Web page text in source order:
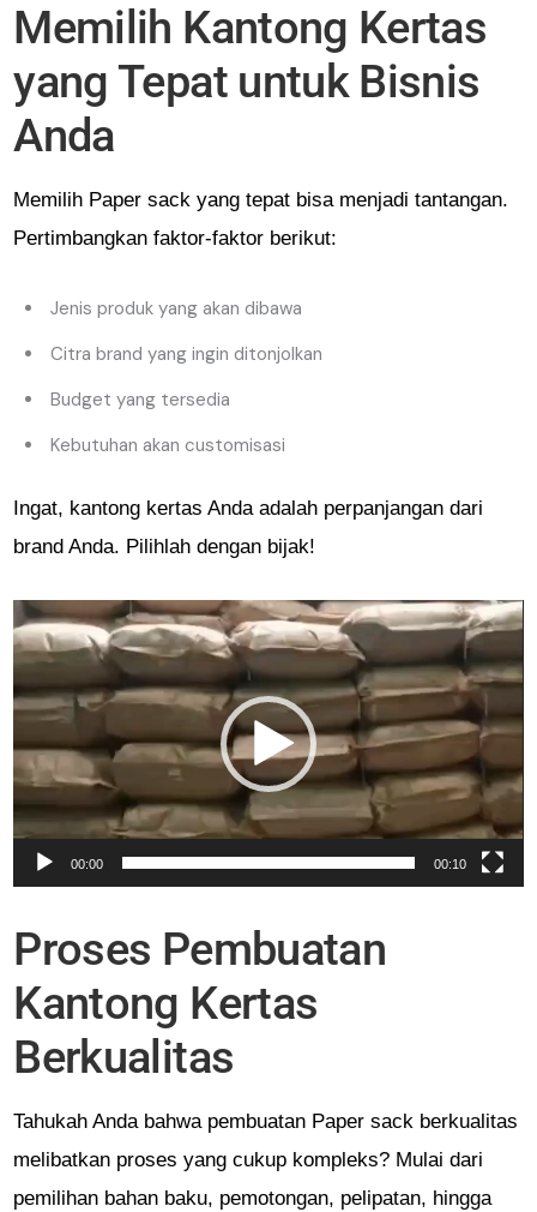
Memilih Kantong Kertas
yang Tepat untuk Bisnis
Anda
Memilih Paper sack yang tepat bisa menjadi tantangan.
Pertimbangkan faktor-faktor berikut:
Jenis produk yang akan dibawa
Citra brand yang ingin ditonjolkan
Budget yang tersedia
Kebutuhan akan customisasi
Ingat, kantong kertas Anda adalah perpanjangan dari
brand Anda. Pilihlah dengan bijak!
Pemutar
Video
00:00 00:10
Proses Pembuatan
Kantong Kertas
Berkualitas
Tahukah Anda bahwa pembuatan Paper sack berkualitas
melibatkan proses yang cukup kompleks? Mulai dari
pemilihan bahan baku, pemotongan, pelipatan, hingga